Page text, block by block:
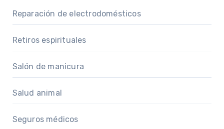
Reparación de electrodomésticos
Retiros espirituales
Salón de manicura
Salud animal
Seguros médicos